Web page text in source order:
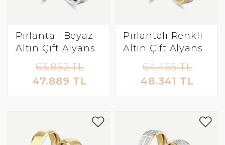
Pırlantalı Beyaz
Altın Çift Alyans
63.852 TL
47.889 TL
Pırlantalı Renkli
Altın Çift Alyans
64.455 TL
48.341 TL